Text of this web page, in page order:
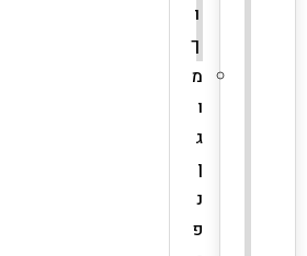
ו
ך
מ
ו
ג
ן
נ
פ